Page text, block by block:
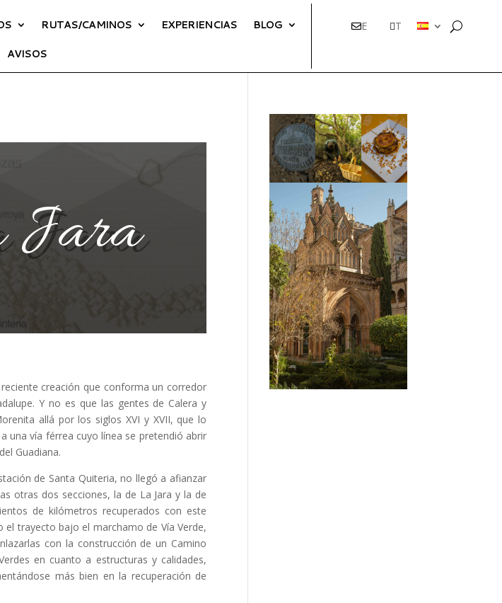
RUTAS/CAMINOS EXPERIENCIAS BLOG
AVISOS
E T
Jara
creación que conforma un corredor
Y no es que las gentes de Calera y
allá por los siglos XVI y XVII, que lo
una vía férrea cuyo línea se pretendió abrir
Guadiana.
de Santa Quiteria, no llegó a afianzar
otras dos secciones, la de La Jara y la de
de kilómetros recuperados con este
trayecto bajo el marchamo de Vía Verde,
con la construcción de un Camino
en cuanto a estructuras y calidades,
más bien en la recuperación de